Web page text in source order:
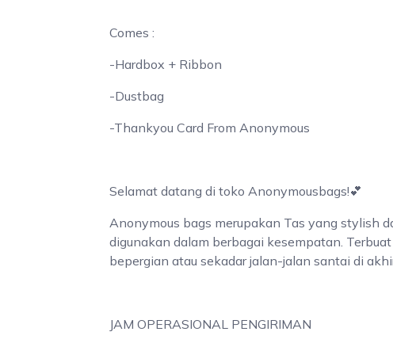
Comes :
-Hardbox + Ribbon
-Dustbag
-Thankyou Card From Anonymous
Selamat datang di toko Anonymousbags!💕
Anonymous bags merupakan Tas yang stylish
digunakan dalam berbagai kesempatan.
bepergian atau sekadar jalan-jalan santai di
JAM OPERASIONAL PENGIRIMAN